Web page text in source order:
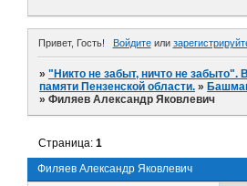
Привет, Гость! Войдитеили
»"Никто не забыт, ничто не забыто".
памяти Пензенской области. »
»Филяев Александр Яковлевич
Филяев Александр Яковлевич
Страница:1